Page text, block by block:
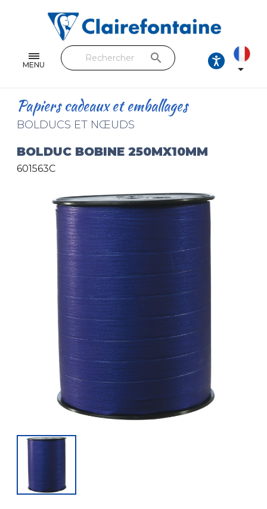
MENU
Feuilles & Copies
Beaux-arts & Dessin
Loisirs créatifs
Cuir & trousses
RETROUVEZ NOS COLLECTIONS
Toutes les collections
search

Papiers cadeaux et emballages
BOLDUCS ET NŒUDS
BOLDUC BOBINE 250MX10MM
601563C